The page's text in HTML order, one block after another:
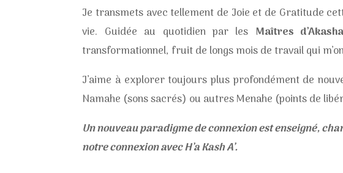
Je transmets avec tellement de Joie et de Gratitude
vie. Guidée au quotidien par les Maîtres
transformationnel, fruit de longs mois de travail qui
J’aime à explorer toujours plus profondément de
Namahe (sons sacrés) ou autres Menahe (points de
Un nouveau paradigme de connexion est enseigné,
notre connexion avec H’a Kash A’.